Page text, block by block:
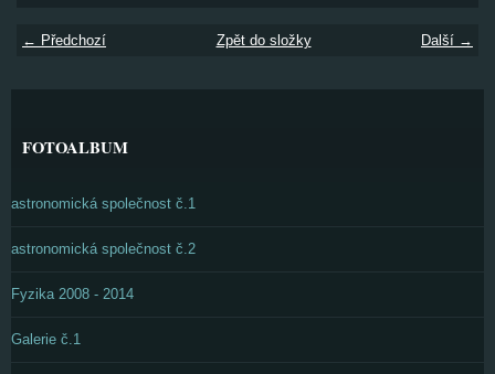
← Předchozí Další →
Zpět do složky
FOTOALBUM
astronomická společnost č.1
astronomická společnost č.2
Fyzika 2008 - 2014
Galerie č.1